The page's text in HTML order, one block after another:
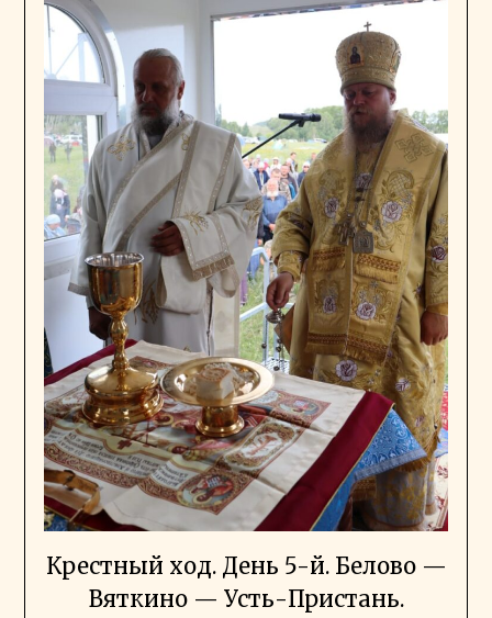
Крестный ход. День 5-й. Белово —
Вяткино — Усть-Пристань.